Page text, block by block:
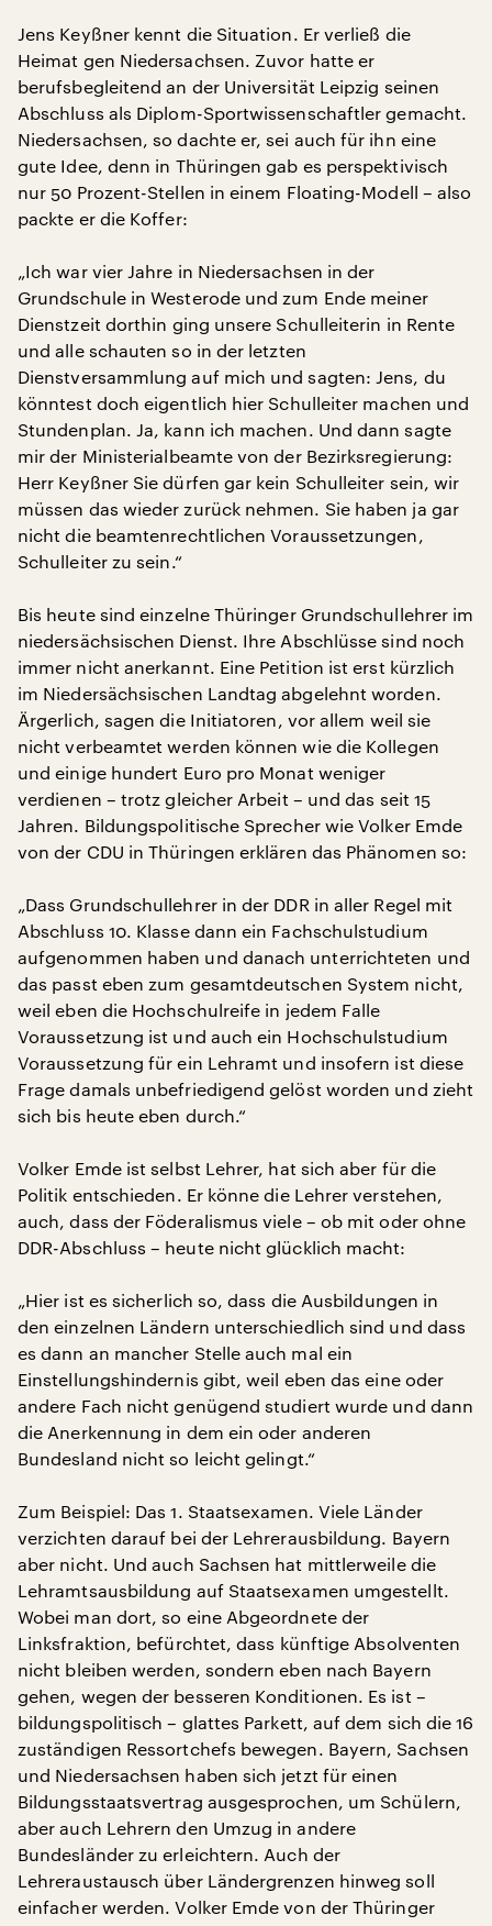
Jens Keyßner kennt die Situation. Er verließ die
Heimat gen Niedersachsen. Zuvor hatte er
berufsbegleitend an der Universität Leipzig seinen
Abschluss als Diplom-Sportwissenschaftler gemacht.
Niedersachsen, so dachte er, sei auch für ihn eine
gute Idee, denn in Thüringen gab es perspektivisch
nur 50 Prozent-Stellen in einem Floating-Modell – also
packte er die Koffer:
„Ich war vier Jahre in Niedersachsen in der
Grundschule in Westerode und zum Ende meiner
Dienstzeit dorthin ging unsere Schulleiterin in Rente
und alle schauten so in der letzten
Dienstversammlung auf mich und sagten: Jens, du
könntest doch eigentlich hier Schulleiter machen und
Stundenplan. Ja, kann ich machen. Und dann sagte
mir der Ministerialbeamte von der Bezirksregierung:
Herr Keyßner Sie dürfen gar kein Schulleiter sein, wir
müssen das wieder zurück nehmen. Sie haben ja gar
nicht die beamtenrechtlichen Voraussetzungen,
Schulleiter zu sein.“
Bis heute sind einzelne Thüringer Grundschullehrer im
niedersächsischen Dienst. Ihre Abschlüsse sind noch
immer nicht anerkannt. Eine Petition ist erst kürzlich
im Niedersächsischen Landtag abgelehnt worden.
Ärgerlich, sagen die Initiatoren, vor allem weil sie
nicht verbeamtet werden können wie die Kollegen
und einige hundert Euro pro Monat weniger
verdienen – trotz gleicher Arbeit – und das seit 15
Jahren. Bildungspolitische Sprecher wie Volker Emde
von der CDU in Thüringen erklären das Phänomen so:
„Dass Grundschullehrer in der DDR in aller Regel mit
Abschluss 10. Klasse dann ein Fachschulstudium
aufgenommen haben und danach unterrichteten und
das passt eben zum gesamtdeutschen System nicht,
weil eben die Hochschulreife in jedem Falle
Voraussetzung ist und auch ein Hochschulstudium
Voraussetzung für ein Lehramt und insofern ist diese
Frage damals unbefriedigend gelöst worden und zieht
sich bis heute eben durch.“
Volker Emde ist selbst Lehrer, hat sich aber für die
Politik entschieden. Er könne die Lehrer verstehen,
auch, dass der Föderalismus viele – ob mit oder ohne
DDR-Abschluss – heute nicht glücklich macht:
„Hier ist es sicherlich so, dass die Ausbildungen in
den einzelnen Ländern unterschiedlich sind und dass
es dann an mancher Stelle auch mal ein
Einstellungshindernis gibt, weil eben das eine oder
andere Fach nicht genügend studiert wurde und dann
die Anerkennung in dem ein oder anderen
Bundesland nicht so leicht gelingt.“
Zum Beispiel: Das 1. Staatsexamen. Viele Länder
verzichten darauf bei der Lehrerausbildung. Bayern
aber nicht. Und auch Sachsen hat mittlerweile die
Lehramtsausbildung auf Staatsexamen umgestellt.
Wobei man dort, so eine Abgeordnete der
Linksfraktion, befürchtet, dass künftige Absolventen
nicht bleiben werden, sondern eben nach Bayern
gehen, wegen der besseren Konditionen. Es ist –
bildungspolitisch – glattes Parkett, auf dem sich die 16
zuständigen Ressortchefs bewegen. Bayern, Sachsen
und Niedersachsen haben sich jetzt für einen
Bildungsstaatsvertrag ausgesprochen, um Schülern,
aber auch Lehrern den Umzug in andere
Bundesländer zu erleichtern. Auch der
Lehreraustausch über Ländergrenzen hinweg soll
einfacher werden. Volker Emde von der Thüringer